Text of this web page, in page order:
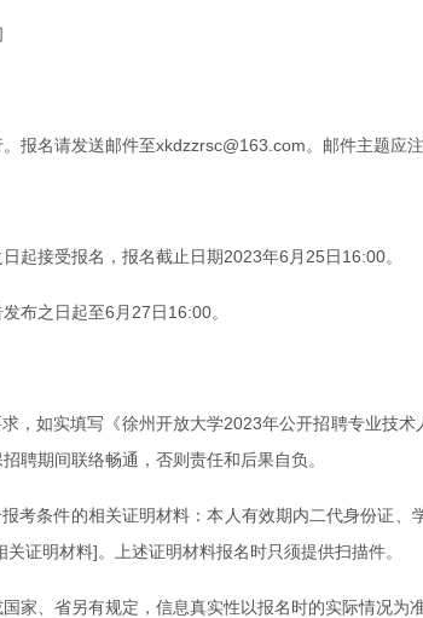
报名请发送邮件至xkdzzrsc@163.com。邮件主题应
起接受报名，报名截止日期2023年6月25日16:00。
布之日起至6月27日16:00。
，如实填写《徐州开放大学2023年公开招聘专业技
聘期间联络畅通，否则责任和后果自负。
考条件的相关证明材料：本人有效期内二代身份证
证明材料]。上述证明材料报名时只须提供扫描件。
家、省另有规定，信息真实性以报名时的实际情况为准